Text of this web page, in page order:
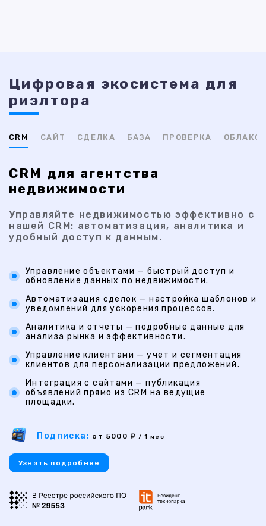
Цифровая экосистема для
риэлтора
CRM САЙТ СДЕЛКА БАЗА ПРОВЕРКА ОБЛАКО
CRM для агентства
недвижимости
Управляйте недвижимостью эффективно с
нашей CRM: автоматизация, аналитика и
удобный доступ к данным.
Управление объектами — быстрый доступ и
обновление данных по недвижимости.
Автоматизация сделок — настройка шаблонов и
уведомлений для ускорения процессов.
Аналитика и отчеты — подробные данные для
анализа рынка и эффективности.
Управление клиентами — учет и сегментация
клиентов для персонализации предложений.
Интеграция с сайтами — публикация
объявлений прямо из CRM на ведущие
площадки.
Подписка: от 5000 ₽ / 1 мес
Узнать подробнее